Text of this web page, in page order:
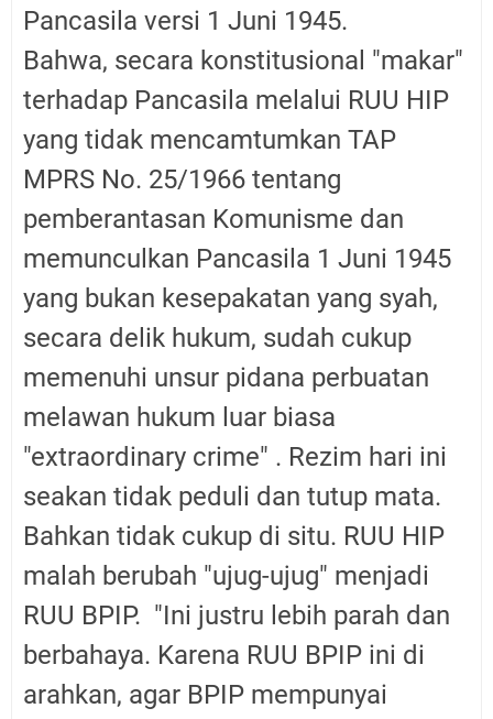
Pancasila versi 1 Juni 1945.
Bahwa, secara konstitusional "makar"
terhadap Pancasila melalui RUU HIP
yang tidak mencamtumkan TAP
MPRS No. 25/1966 tentang
pemberantasan Komunisme dan
memunculkan Pancasila 1 Juni 1945
yang bukan kesepakatan yang syah,
secara delik hukum, sudah cukup
memenuhi unsur pidana perbuatan
melawan hukum luar biasa
"extraordinary crime" . Rezim hari ini
seakan tidak peduli dan tutup mata.
Bahkan tidak cukup di situ. RUU HIP
malah berubah "ujug-ujug" menjadi
RUU BPIP. "Ini justru lebih parah dan
berbahaya. Karena RUU BPIP ini di
arahkan, agar BPIP mempunyai